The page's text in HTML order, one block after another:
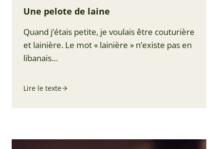
Une pelote de laine
Quand j’étais petite, je voulais être couturière
et lainière. Le mot « lainière » n’existe pas en
libanais…
Lire le texte